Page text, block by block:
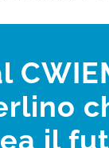
il